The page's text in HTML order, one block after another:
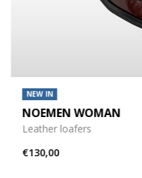
NEW IN
NOEMEN WOMAN
Leather loafers
€130,00